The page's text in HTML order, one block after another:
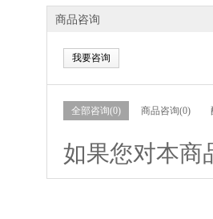
商品咨询
我要咨询
全部咨询(0) 商品咨询(0)
如果您对本商